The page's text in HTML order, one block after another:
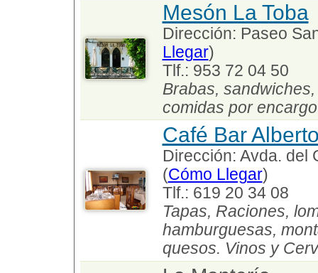
Mesón La Toba
Dirección: Paseo
Llegar)
Tlf.: 953 72 04 50
Brabas,
comidas por
Café Bar
Dirección: Avda. del
(Cómo Llegar)
Tlf.: 619 20 34 08
Tapas, Raciones,
hamburguesas,
quesos. Vinos y